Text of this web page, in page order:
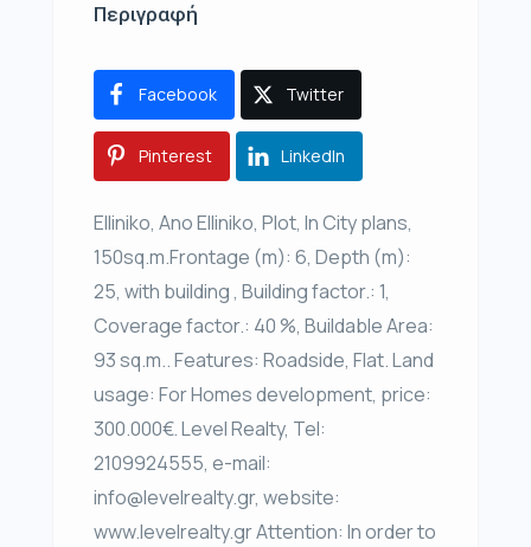
Περιγραφή
Facebook Twitter
Pinterest LinkedIn
Elliniko, Ano Elliniko, Plot, In City plans,
150sq.m.Frontage (m): 6, Depth (m):
25, with building , Building factor.: 1,
Coverage factor.: 40 %, Buildable Area:
93 sq.m.. Features: Roadside, Flat. Land
usage: For Homes development, price:
300.000€. Level Realty, Tel:
2109924555, e-mail:
info@levelrealty.gr, website:
www.levelrealty.gr Attention: In order to